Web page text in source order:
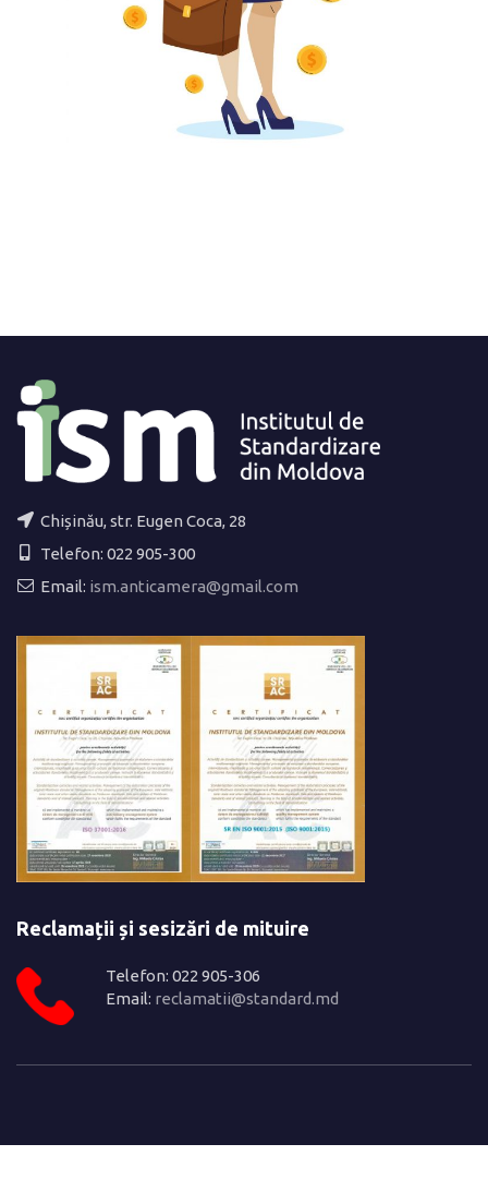
Chișinău, str. Eugen Coca, 28
Telefon: 022 905-300
Email: ism.anticamera@gmail.com
Reclamații și sesizări de mituire
Telefon: 022 905-306
Email: reclamatii@standard.md